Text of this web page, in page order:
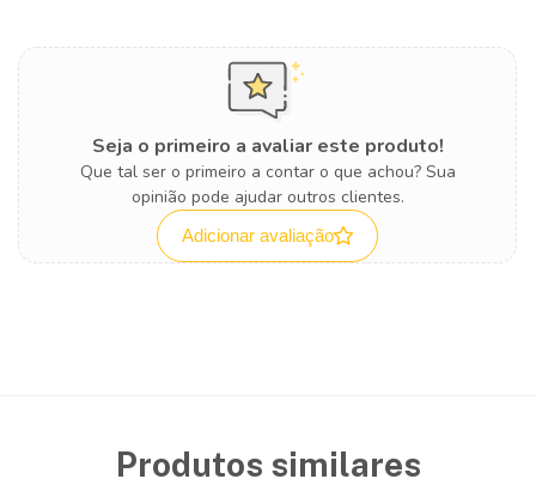
Seja o primeiro a avaliar este produto!
Que tal ser o primeiro a contar o que achou? Sua
opinião pode ajudar outros clientes.
Adicionar avaliação
Produtos similares